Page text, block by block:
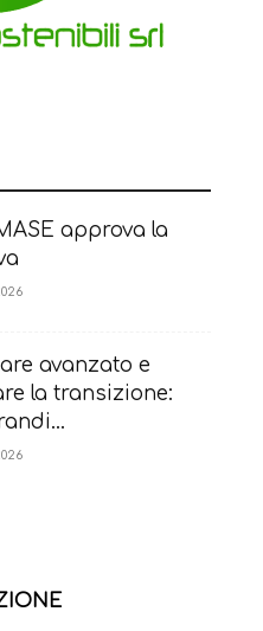
approva la
avanzato e
la transizione: